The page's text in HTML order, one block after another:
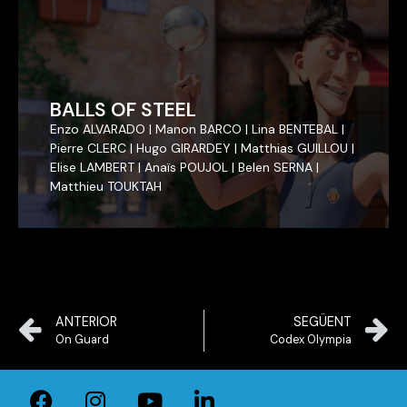
BALLS OF STEEL
Enzo ALVARADO | Manon BARCO | Lina BENTEBAL |
Pierre CLERC | Hugo GIRARDEY | Matthias GUILLOU |
Elise LAMBERT | Anaïs POUJOL | Belen SERNA |
Matthieu TOUKTAH
BALLS OF STEEL
Enzo ALVARADO | Manon BARCO | Lina BENTEBAL |
Pierre CLERC | Hugo GIRARDEY | Matthias GUILLOU |
Elise LAMBERT | Anaïs POUJOL | Belen SERNA |
Matthieu TOUKTAH
ANTERIOR
On Guard
SEGÜENT
Codex Olympia